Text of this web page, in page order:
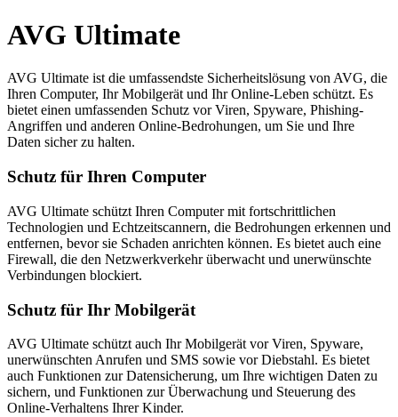
AVG Ultimate
AVG Ultimate ist die umfassendste Sicherheitslösung von AVG, die
Ihren Computer, Ihr Mobilgerät und Ihr Online-Leben schützt. Es
bietet einen umfassenden Schutz vor Viren, Spyware, Phishing-
Angriffen und anderen Online-Bedrohungen, um Sie und Ihre
Daten sicher zu halten.
Schutz für Ihren Computer
AVG Ultimate schützt Ihren Computer mit fortschrittlichen
Technologien und Echtzeitscannern, die Bedrohungen erkennen und
entfernen, bevor sie Schaden anrichten können. Es bietet auch eine
Firewall, die den Netzwerkverkehr überwacht und unerwünschte
Verbindungen blockiert.
Schutz für Ihr Mobilgerät
AVG Ultimate schützt auch Ihr Mobilgerät vor Viren, Spyware,
unerwünschten Anrufen und SMS sowie vor Diebstahl. Es bietet
auch Funktionen zur Datensicherung, um Ihre wichtigen Daten zu
sichern, und Funktionen zur Überwachung und Steuerung des
Online-Verhaltens Ihrer Kinder.